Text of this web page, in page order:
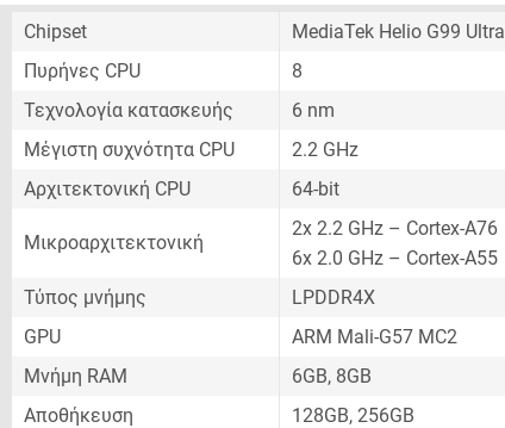
Chipset
MediaTek Helio G99 Ultra
Πυρήνες CPU
8
Τεχνολογία κατασκευής
6 nm
Μέγιστη συχνότητα CPU
2.2 GHz
Αρχιτεκτονική CPU
64-bit
Μικροαρχιτεκτονική
2x 2.2 GHz – Cortex-A76
6x 2.0 GHz – Cortex-A55
Τύπος μνήμης
LPDDR4X
GPU
ARM Mali-G57 MC2
Μνήμη RAM
6GB, 8GB
Αποθήκευση
128GB, 256GB